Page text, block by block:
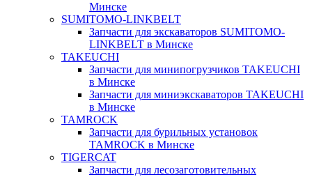
Минске
SUMITOMO-LINKBELT
Запчасти для экскаваторов SUMITOMO-
LINKBELT в Минске
TAKEUCHI
Запчасти для минипогрузчиков TAKEUCHI
в Минске
Запчасти для миниэкскаваторов TAKEUCHI
в Минске
TAMROCK
Запчасти для бурильных установок
TAMROCK в Минске
TIGERCAT
Запчасти для лесозаготовительных